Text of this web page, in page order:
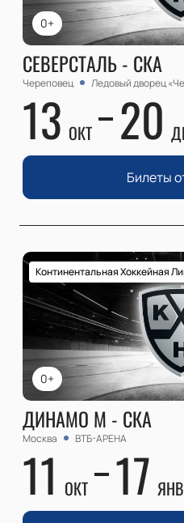
0+
СЕВЕРСТАЛЬ - СКА
Череповец Ледовый дворец
13 ОКТ 20
Билеты
0+
Континентальная Хоккейная
ДИНАМО М - СКА
Москва ВТБ-АРЕНА
11 ОКТ 17